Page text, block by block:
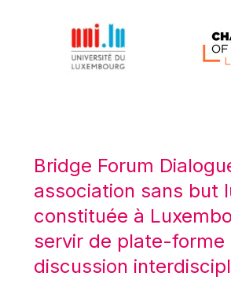
Lucas Papademos
Máire Geoghegan-Quinn
Mario Centeno
Mario Monti
Maroš ŠEFČOVIČ
Martin Bailey
Martine Reicherts
Bridge Forum
association sans but
constituée à
servir de plate-forme
discussion